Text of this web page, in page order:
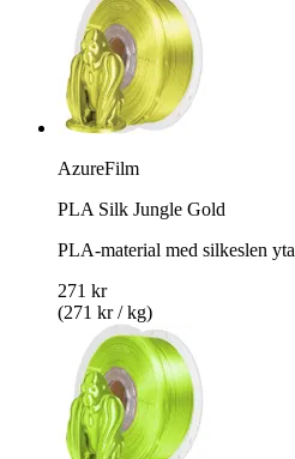
AzureFilm
PLA Silk Jungle Gold
PLA-material med silkeslen yta
271 kr
(271 kr / kg)